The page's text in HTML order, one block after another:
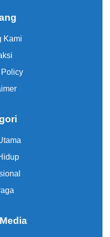
Kami